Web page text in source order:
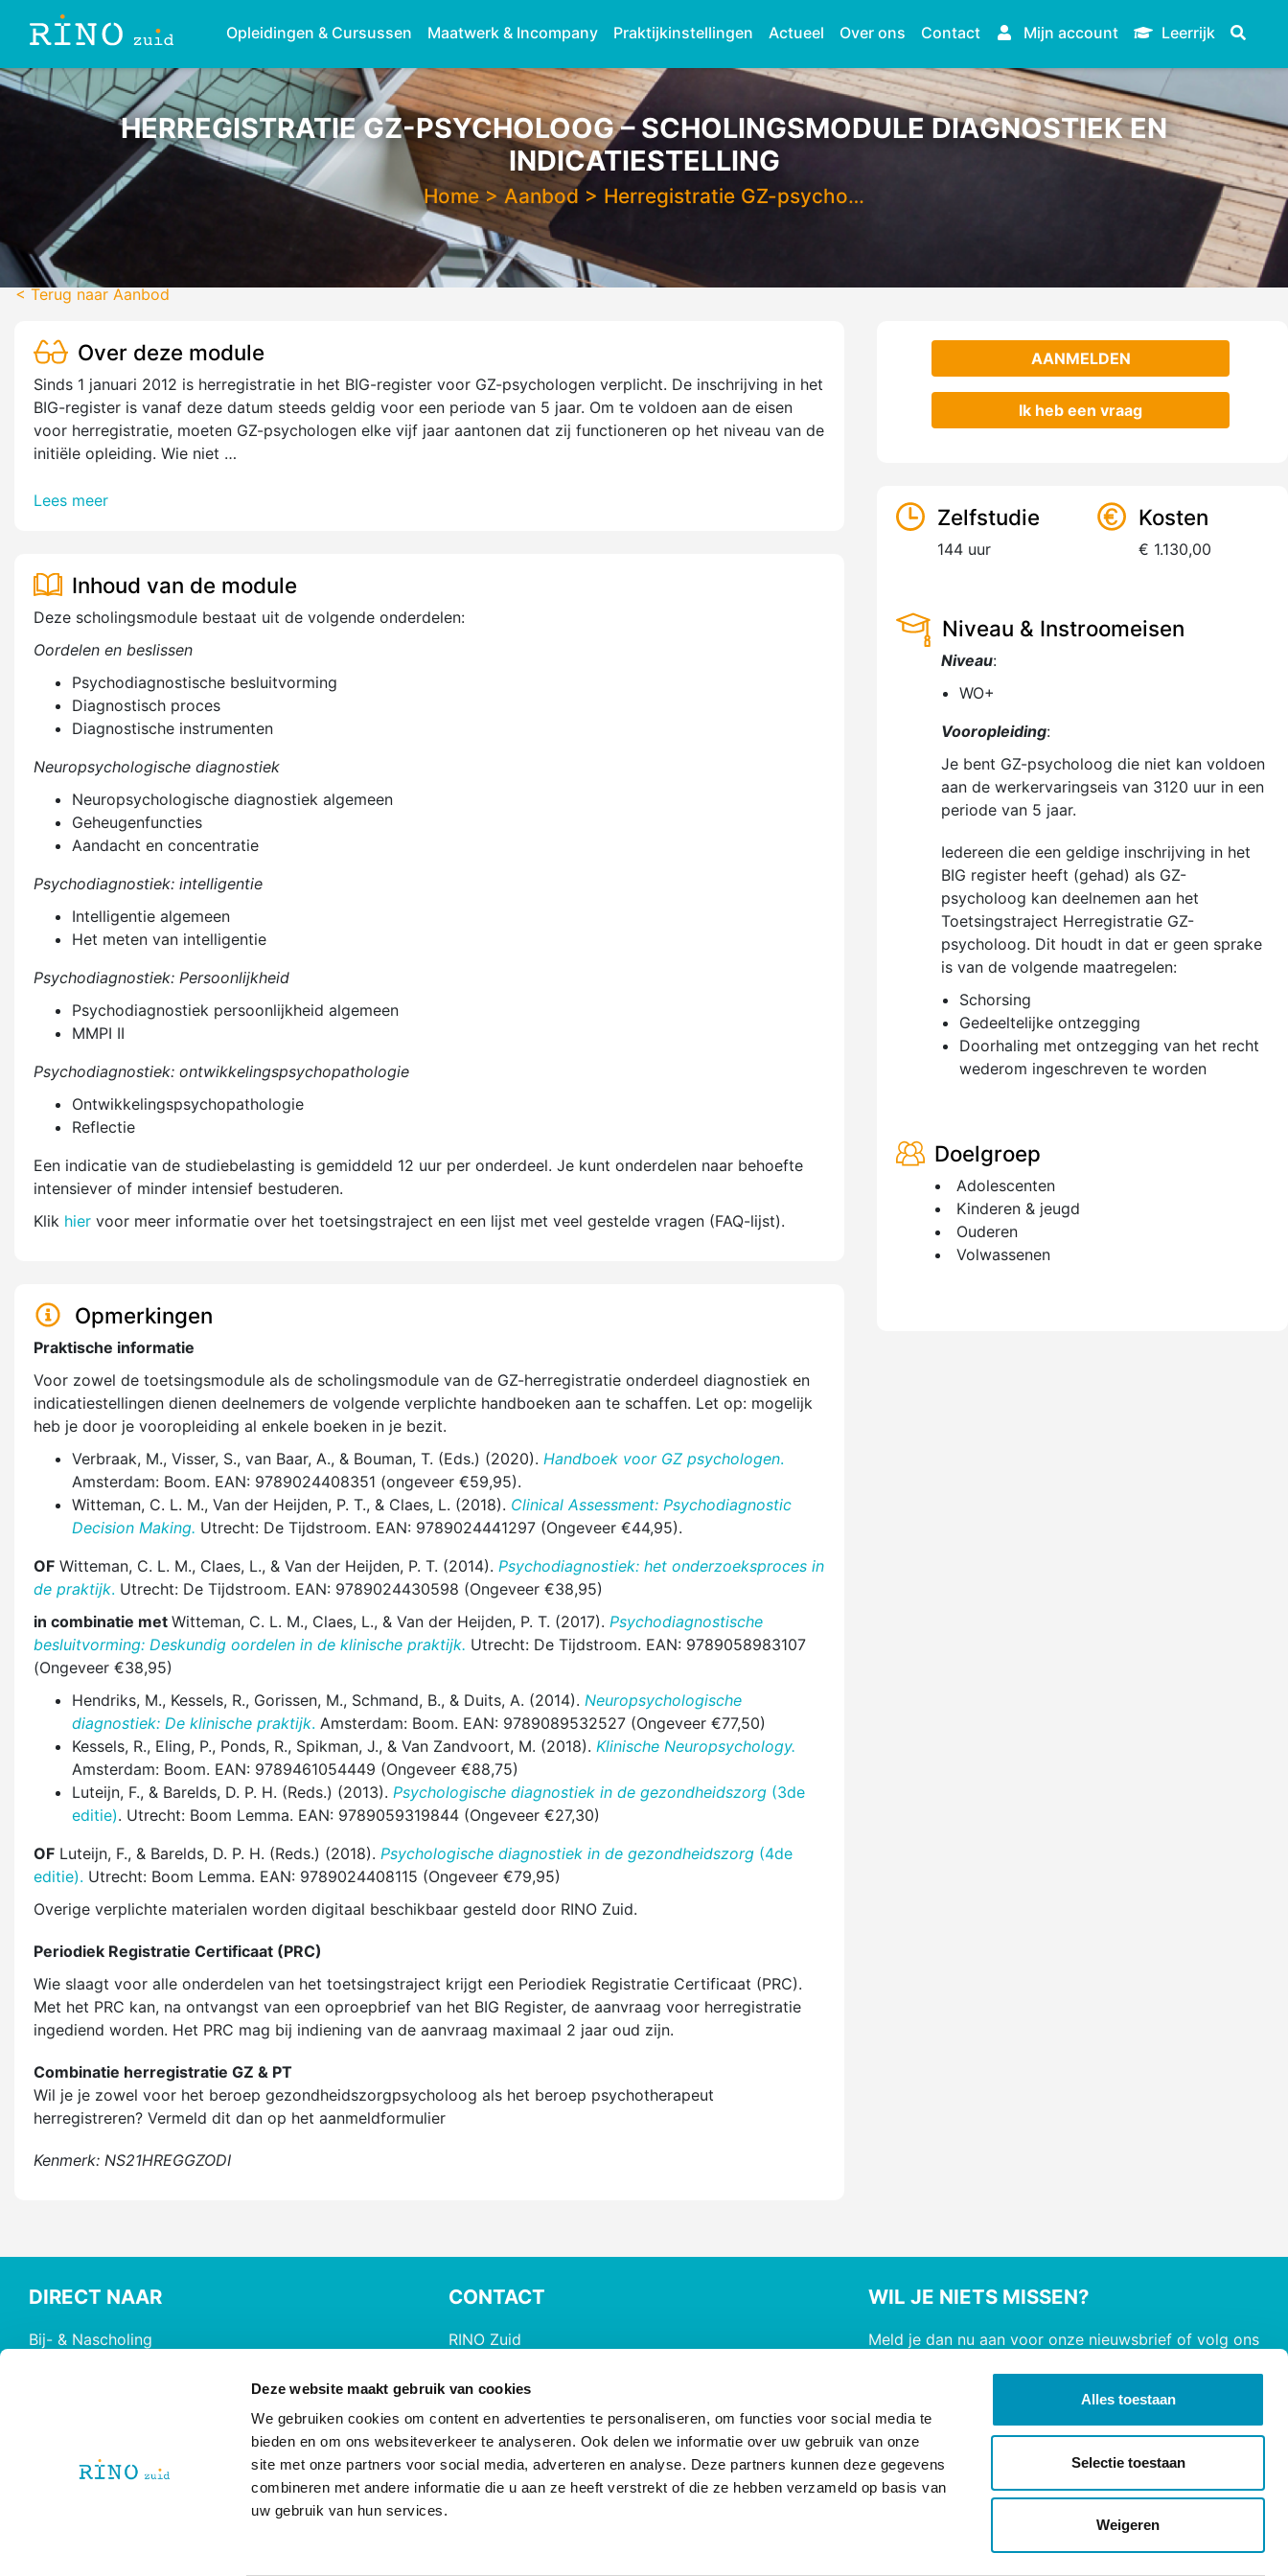
Deze website maakt gebruik van cookies
We gebruiken cookies om content en advertenties te personaliseren, om functies voor social media te
bieden en om ons websiteverkeer te analyseren. Ook delen we informatie over uw gebruik van onze
site met onze partners voor social media, adverteren en analyse. Deze partners kunnen deze gegevens
combineren met andere informatie die u aan ze heeft verstrekt of die ze hebben verzameld op basis van
uw gebruik van hun services.
Alles toestaan
Selectie toestaan
Weigeren
Opleidingen & Cursussen Maatwerk & Incompany Praktijkinstellingen Actueel Over ons Contact Mijn account Leerrijk
HERREGISTRATIE GZ-PSYCHOLOOG – SCHOLINGSMODULE DIAGNOSTIEK EN
INDICATIESTELLING
Home> Aanbod > Herregistratie GZ-psycho…
< Terug naar Aanbod
Over deze module
Sinds 1 januari 2012 is herregistratie in het BIG-register voor GZ-psychologen verplicht. De inschrijving in het
BIG-register is vanaf deze datum steeds geldig voor een periode van 5 jaar. Om te voldoen aan de eisen
voor herregistratie, moeten GZ-psychologen elke vijf jaar aantonen dat zij functioneren op het niveau van de
initiële opleiding. Wie niet …
Lees meer
Inhoud van de module
Deze scholingsmodule bestaat uit de volgende onderdelen:
Oordelen en beslissen
Psychodiagnostische besluitvorming
Diagnostisch proces
Diagnostische instrumenten
Neuropsychologische diagnostiek
Neuropsychologische diagnostiek algemeen
Geheugenfuncties
Aandacht en concentratie
Psychodiagnostiek: intelligentie
Intelligentie algemeen
Het meten van intelligentie
Psychodiagnostiek: Persoonlijkheid
Psychodiagnostiek persoonlijkheid algemeen
MMPI II
Psychodiagnostiek: ontwikkelingspsychopathologie
Ontwikkelingspsychopathologie
Reflectie
Een indicatie van de studiebelasting is gemiddeld 12 uur per onderdeel. Je kunt onderdelen naar behoefte
intensiever of minder intensief bestuderen.
Klik hier voor meer informatie over het toetsingstraject en een lijst met veel gestelde vragen (FAQ-lijst).
Opmerkingen
Praktische informatie
Voor zowel de toetsingsmodule als de scholingsmodule van de GZ-herregistratie onderdeel diagnostiek en
indicatiestellingen dienen deelnemers de volgende verplichte handboeken aan te schaffen. Let op: mogelijk
heb je door je vooropleiding al enkele boeken in je bezit.
Verbraak, M., Visser, S., van Baar, A., & Bouman, T. (Eds.) (2020). Handboek voor GZ psychologen.
Amsterdam: Boom. EAN: 9789024408351 (ongeveer €59,95).
Witteman, C. L. M., Van der Heijden, P. T., & Claes, L. (2018). Clinical Assessment: Psychodiagnostic
Decision Making. Utrecht: De Tijdstroom. EAN: 9789024441297 (Ongeveer €44,95).
OF Witteman, C. L. M., Claes, L., & Van der Heijden, P. T. (2014). Psychodiagnostiek: het onderzoeksproces in
de praktijk. Utrecht: De Tijdstroom. EAN: 9789024430598 (Ongeveer €38,95)
in combinatie met Witteman, C. L. M., Claes, L., & Van der Heijden, P. T. (2017). Psychodiagnostische
besluitvorming: Deskundig oordelen in de klinische praktijk. Utrecht: De Tijdstroom. EAN: 9789058983107
(Ongeveer €38,95)
Hendriks, M., Kessels, R., Gorissen, M., Schmand, B., & Duits, A. (2014). Neuropsychologische
diagnostiek: De klinische praktijk. Amsterdam: Boom. EAN: 9789089532527 (Ongeveer €77,50)
Kessels, R., Eling, P., Ponds, R., Spikman, J., & Van Zandvoort, M. (2018). Klinische Neuropsychology.
Amsterdam: Boom. EAN: 9789461054449 (Ongeveer €88,75)
Luteijn, F., & Barelds, D. P. H. (Reds.) (2013). Psychologische diagnostiek in de gezondheidszorg (3de
editie). Utrecht: Boom Lemma. EAN: 9789059319844 (Ongeveer €27,30)
OF Luteijn, F., & Barelds, D. P. H. (Reds.) (2018). Psychologische diagnostiek in de gezondheidszorg (4de
editie). Utrecht: Boom Lemma. EAN: 9789024408115 (Ongeveer €79,95)
Overige verplichte materialen worden digitaal beschikbaar gesteld door RINO Zuid.
Periodiek Registratie Certificaat (PRC)
Wie slaagt voor alle onderdelen van het toetsingstraject krijgt een Periodiek Registratie Certificaat (PRC).
Met het PRC kan, na ontvangst van een oproepbrief van het BIG Register, de aanvraag voor herregistratie
ingediend worden. Het PRC mag bij indiening van de aanvraag maximaal 2 jaar oud zijn.
Combinatie herregistratie GZ & PT
Wil je je zowel voor het beroep gezondheidszorgpsycholoog als het beroep psychotherapeut
herregistreren? Vermeld dit dan op het aanmeldformulier
Kenmerk: NS21HREGGZODI
AANMELDEN
Ik heb een vraag
Zelfstudie
144 uur
Kosten
€ 1.130,00
Niveau & Instroomeisen
Niveau:
WO+
Vooropleiding:
Je bent GZ-psycholoog die niet kan voldoen
aan de werkervaringseis van 3120 uur in een
periode van 5 jaar.
Iedereen die een geldige inschrijving in het
BIG register heeft (gehad) als GZ-
psycholoog kan deelnemen aan het
Toetsingstraject Herregistratie GZ-
psycholoog. Dit houdt in dat er geen sprake
is van de volgende maatregelen:
Schorsing
Gedeeltelijke ontzegging
Doorhaling met ontzegging van het recht
wederom ingeschreven te worden
Doelgroep
Adolescenten
Kinderen & jeugd
Ouderen
Volwassenen
DIRECT NAAR
Bij- & Nascholing
RINO Caribbean
CONTACT
RINO Zuid
085 - 890 2200
opleiding@rinozuid.nl
nascholing@rinozuid.nl
WIL JE NIETS MISSEN?
Meld je dan nu aan voor onze nieuwsbrief of volg ons